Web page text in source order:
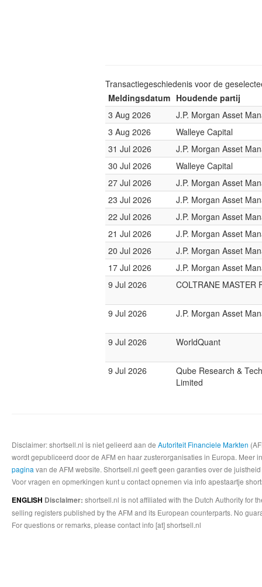
Transactiegeschiedenis voor de
Meldingsdatum Houdende partij
3 Aug 2026
J.P. Morgan Asset
3 Aug 2026
Walleye Capital
31 Jul 2026
J.P. Morgan Asset
30 Jul 2026
Walleye Capital
27 Jul 2026
J.P. Morgan Asset
23 Jul 2026
J.P. Morgan Asset
22 Jul 2026
J.P. Morgan Asset
21 Jul 2026
J.P. Morgan Asset
20 Jul 2026
J.P. Morgan Asset
17 Jul 2026
J.P. Morgan Asset
9 Jul 2026
COLTRANE MASTER
9 Jul 2026 J.P. Morgan Asset
9 Jul 2026 WorldQuant
9 Jul 2026
Qube Research &
Limited
Disclaimer: shortsell.nl is niet gelieerd aan de Autoriteit Financiele Markten
wordt gepubliceerd door de AFM en haar zusterorganisaties in Europa.
pagina van de AFM website. Shortsell.nl geeft geen garanties over de
Voor vragen en opmerkingen kunt u contact opnemen via info apestaartje
ENGLISH Disclaimer: shortsell.nl is not affiliated with the Dutch Authority for
selling registers published by the AFM and its European counterparts. No
For questions or remarks, please contact info [at] shortsell.nl